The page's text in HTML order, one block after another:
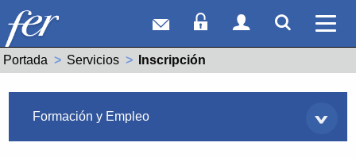
Correo webAcceso Socios
Acceso
Portada Servicios Actual:
Inscripción
Formación y Empleo